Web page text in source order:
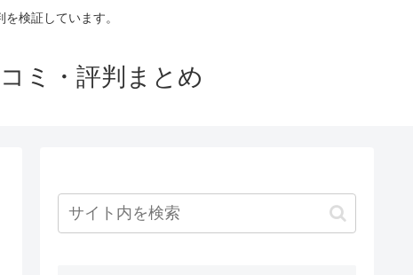
検証しています。
ミ・評判まとめ